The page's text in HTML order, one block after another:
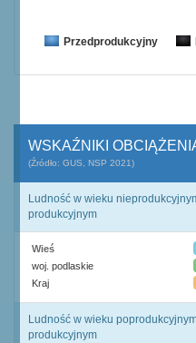
Przedprodukcyjny
WSKAŹNIKI
(Źródło: GUS, NSP 2021)
Ludność w wieku
produkcyjnym
Wieś
woj. podlaskie
Kraj
Ludność w wieku
produkcyjnym